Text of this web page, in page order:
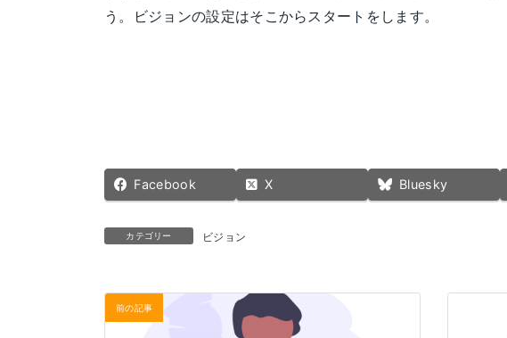
う。ビジョンの設定はそこからスタートをします。
Facebook X Bluesky
カテゴリー ビジョン
前の記事